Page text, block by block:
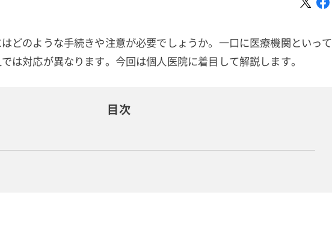
どのような手続きや注意が必要でしょうか。一口に医療機関といって
は対応が異なります。今回は個人医院に着目して解説します。
目次